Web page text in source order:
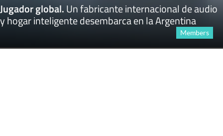
Jugador global.Un fabricante internacional de audio
y hogar inteligente desembarca en la Argentina
Members